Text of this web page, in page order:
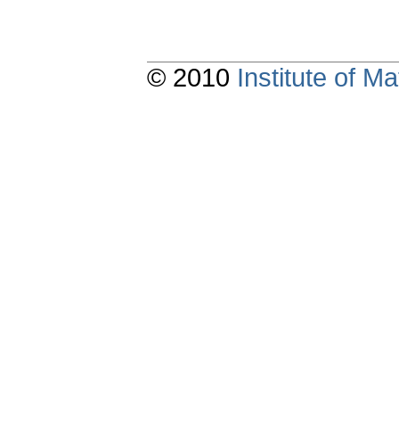
© 2010 Institute of